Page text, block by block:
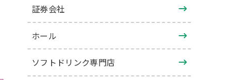
証券会社
ホール
ソフトドリンク専門店